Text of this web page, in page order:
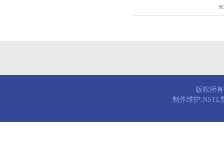
版权所
制作维护:NSTL